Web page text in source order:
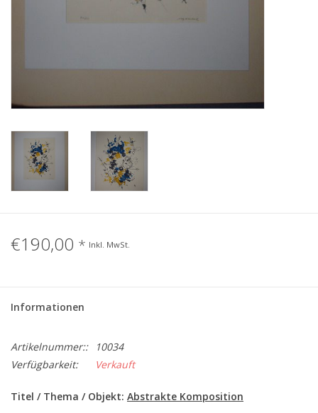
€190,00 * Inkl. MwSt.
Informationen
Artikelnummer::
10034
Verfügbarkeit:
Verkauft
Titel / Thema / Objekt: Abstrakte Komposition